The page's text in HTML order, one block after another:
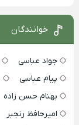
خوانندگان
جواد عباسی
پیام عباسی
بهنام حسن زاده
امیرحافظ رنجبر